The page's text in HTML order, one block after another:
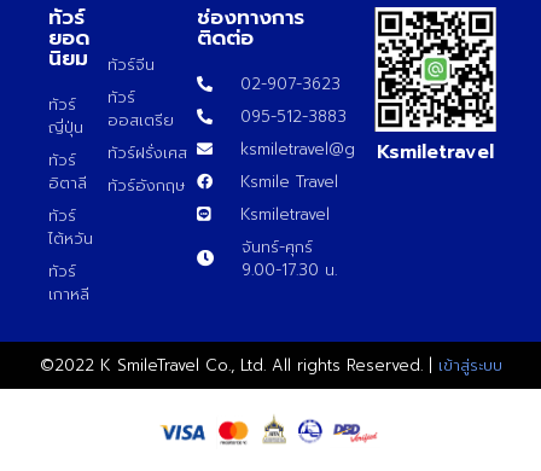
ทัวร์
ยอด
นิยม
ทัวร์
ญี่ปุ่น
ทัวร์
อิตาลี
ทัวร์
ไต้หวัน
ทัวร์
เกาหลี
ทัวร์จีน
ทัวร์
ออสเตรีย
ทัวร์ฝรั่งเศส
ทัวร์อังกฤษ
ช่องทางการ
ติดต่อ
02-907-3623
095-512-3883
ksmiletravel@gmail.com
Ksmile Travel
Ksmiletravel
จันทร์-ศุกร์
9.00-17.30 น.
Ksmiletravel
©2022 K SmileTravel Co., Ltd. All rights Reserved. | เข้าสู่ระบบ